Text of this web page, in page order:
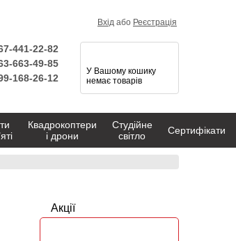
Акції
Вхідабо Реєстрація
441-22-82
663-49-85
168-26-12
У Вашому кошику
немає товарів
Квадрокоптери
і дрони
Студійне
світло
Сертифікати